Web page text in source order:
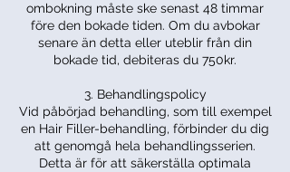
ombokning måste ske senast 48 timmar
före den bokade tiden. Om du avbokar
senare än detta eller uteblir från din
bokade tid, debiteras du 750kr.
3. Behandlingspolicy
Vid påbörjad behandling, som till exempel
en Hair Filler-behandling, förbinder du dig
att genomgå hela behandlingsserien.
Detta är för att säkerställa optimala